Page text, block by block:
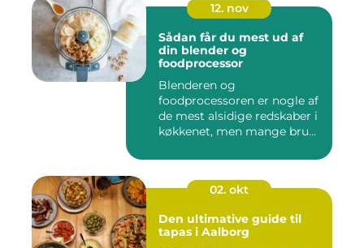
12. nov
Sådan får du mest ud af
din blender og
foodprocessor
Blenderen og
foodprocessoren er nogle af
de mest alsidige redskaber i
køkkenet, men mange bru...
02. okt
Den ultimative guide til
tapas i Aalborg